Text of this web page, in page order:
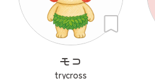
モコ
trycross